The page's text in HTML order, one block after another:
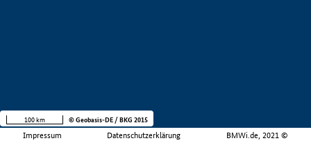
Impressum Datenschutzerklärung BMWi.de, 2021 ©
100 km © Geobasis-DE / BKG 2015